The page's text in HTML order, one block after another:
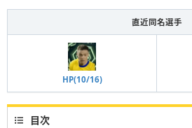
直近同名選手
HP(10/16)
目次